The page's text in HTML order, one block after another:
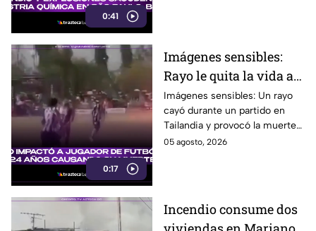
0:41
0:17
Imágenes sensibles:
Rayo le quita la vida a
futbolista en pleno
partido
Imágenes sensibles: Un rayo
cayó durante un partido en
Tailandia y provocó la muerte
del futbolista Safwan Awae, de
05 agosto, 2026
Incendio consume dos